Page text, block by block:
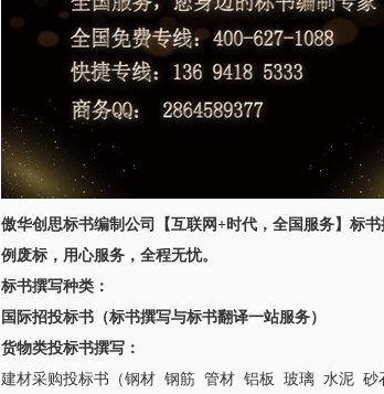
傲华创思标书编制公司 【互联网+时代，全国服务】 标书
例废标，用心服务，全程无忧。
标书撰写种类：
国际招投标书（标书撰写与标书翻译一站服务）
货物类投标书撰写：
建材采购投标书（钢材 钢筋 管材 铝板 玻璃 水泥 砂